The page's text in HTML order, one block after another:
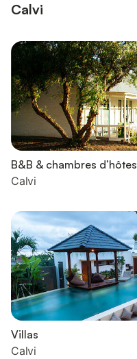
Calvi
B&B & chambres d’hôtes
Calvi
Villas
Calvi